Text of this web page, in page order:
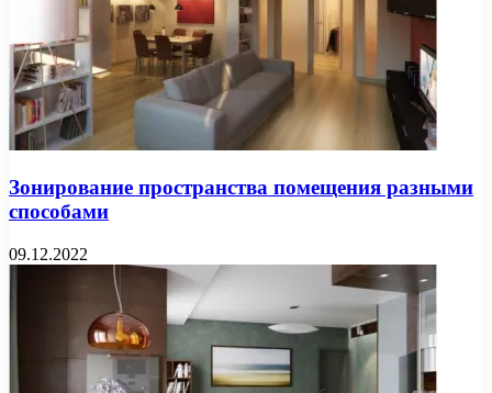
Зонирование пространства помещения разными
способами
09.12.2022